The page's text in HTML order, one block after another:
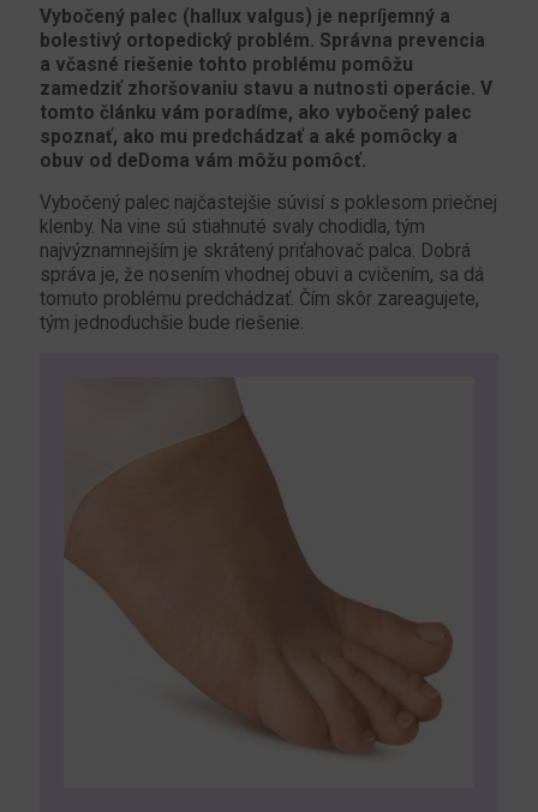
Vybočený palec (hallux valgus) je nepríjemný a
bolestivý ortopedický problém. Správna prevencia
a včasné riešenie tohto problému pomôžu
zamedziť zhoršovaniu stavu a nutnosti operácie. V
tomto článku vám poradíme, ako vybočený palec
spoznať, ako mu predchádzať a aké pomôcky a
obuv od deDoma vám môžu pomôcť.
Vybočený palec najčastejšie súvisí s poklesom priečnej
klenby. Na vine sú stiahnuté svaly chodidla, tým
najvýznamnejším je skrátený priťahovač palca. Dobrá
správa je, že nosením vhodnej obuvi a cvičením, sa dá
tomuto problému predchádzať. Čím skôr zareagujete,
tým jednoduchšie bude riešenie.